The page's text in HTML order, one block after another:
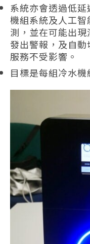
系統亦會透過低
機組系統及人工
測，並在可能出
發出警報，及自
服務不受影響。
目標是每組冷水